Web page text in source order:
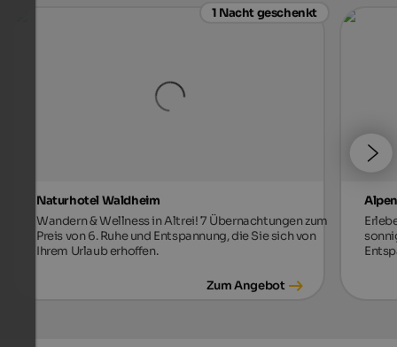
1 Nacht geschenkt
Naturhotel Waldheim
Wandern & Wellness in Altrei! 7 Übernachtungen zum
Preis von 6. Ruhe und Entspannung, die Sie sich von
Ihrem Urlaub erhoffen.
Zum Angebot